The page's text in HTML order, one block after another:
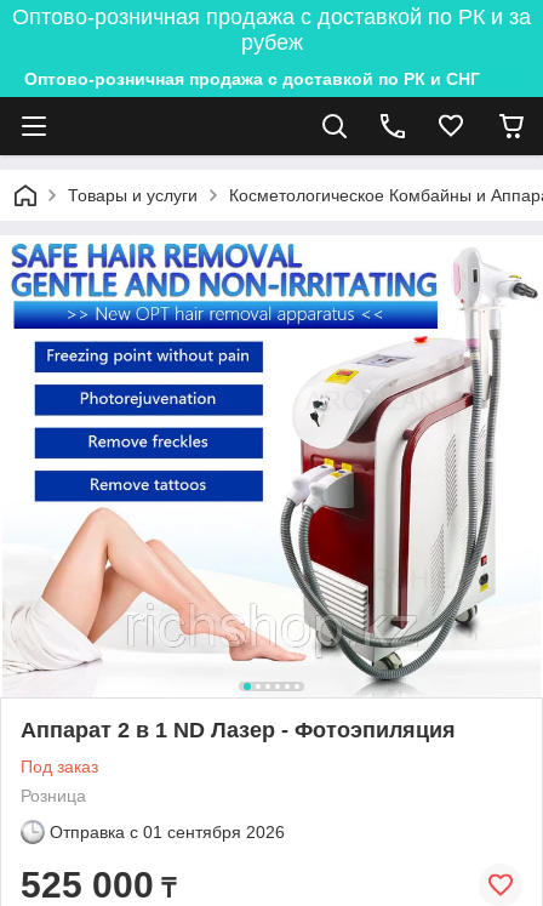
Оптово-розничная продажа с доставкой по РК и за
рубеж
Оптово-розничная продажа с доставкой по РК и СНГ
Товары и услуги Косметологическое Комбайны и
Аппарат 2 в 1 ND Лазер - Фотоэпиляция
Под заказ
Розница
Отправка с 01 сентября 2026
525 000 ₸